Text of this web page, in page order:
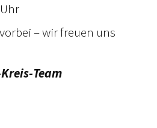
– wir freuen uns
Team